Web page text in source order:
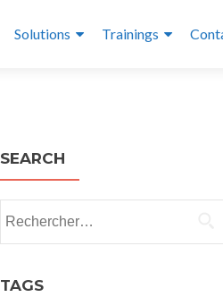
Solutions Trainings
SEARCH
TAGS